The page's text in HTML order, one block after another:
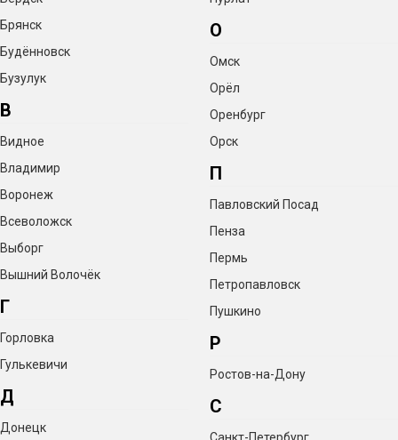
Брянск
Будённовск
Бузулук
В
Видное
Владимир
Воронеж
Всеволожск
Выборг
Вышний Волочёк
Г
Горловка
Гулькевичи
Д
Донецк
О
Омск
Орёл
Оренбург
Орск
П
Павловский Посад
Пенза
Пермь
Петропавловск
Пушкино
Р
Ростов-на-Дону
С